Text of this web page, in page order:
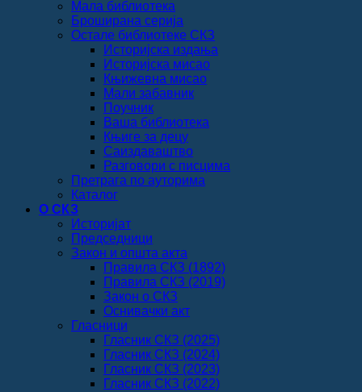
Мала библиотека
Броширана серија
Остале библиотеке СКЗ
Историјска издања
Историјска мисао
Књижевна мисао
Мали забавник
Поучник
Ваша библиотека
Књиге за децу
Саиздаваштво
Разговори с писцима
Претрага по ауторима
Каталог
О СКЗ
Историјат
Председници
Закон и општа акта
Правила СКЗ (1892)
Правила СКЗ (2019)
Закон о СКЗ
Оснивачки акт
Гласници
Гласник СКЗ (2025)
Гласник СКЗ (2024)
Гласник СКЗ (2023)
Гласник СКЗ (2022)